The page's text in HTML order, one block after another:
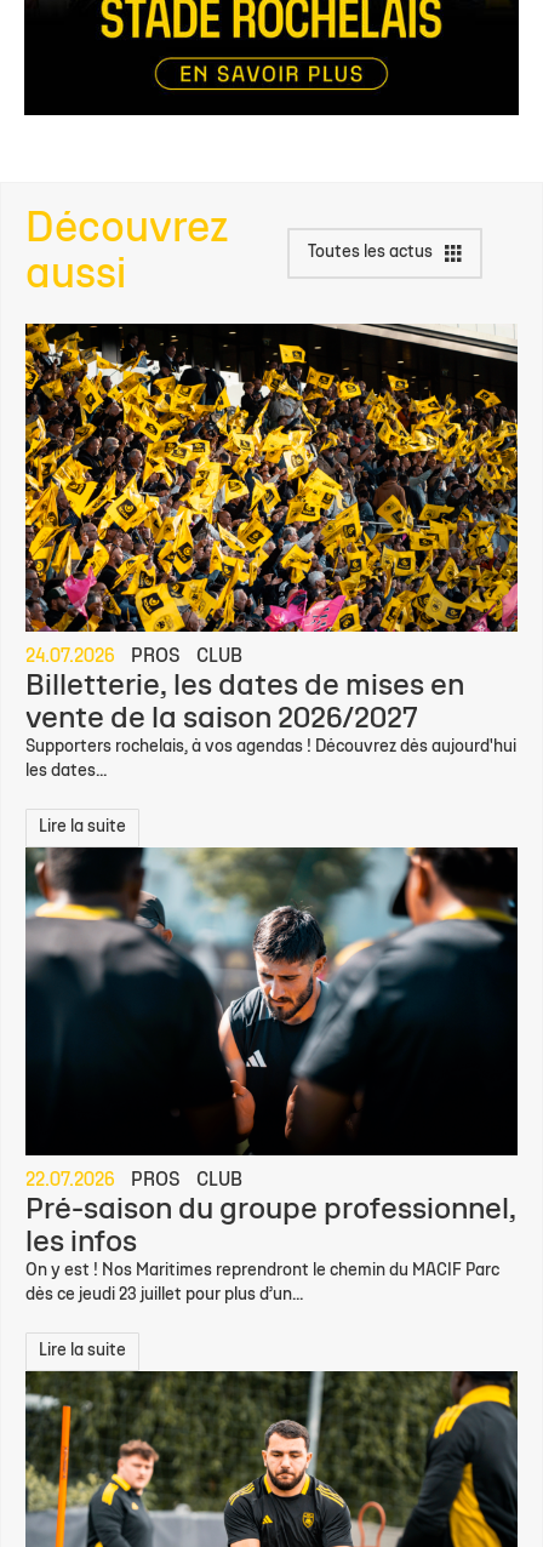
Découvrez
aussi
Toutes les actus
24.07.2026 PROS CLUB
Billetterie, les dates de mises en
vente de la saison 2026/2027
Supporters rochelais, à vos agendas ! Découvrez dès aujourd'hui
les dates...
Lire la suite
22.07.2026 PROS CLUB
Pré-saison du groupe professionnel,
les infos
On y est ! Nos Maritimes reprendront le chemin du MACIF Parc
dès ce jeudi 23 juillet pour plus d’un...
Lire la suite